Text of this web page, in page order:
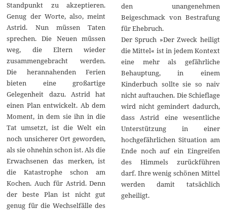
Standpunkt zu akzeptieren.
Genug der Worte, also, meint
Astrid. Nun müssen Taten
sprechen. Die Neuen müssen
weg, die Eltern wieder
zusammengebracht werden.
Die herannahenden Ferien
bieten eine großartige
Gelegenheit dazu. Astrid hat
einen Plan entwickelt. Ab dem
Moment, in dem sie ihn in die
Tat umsetzt, ist die Welt ein
noch unsicherer Ort geworden,
als sie ohnehin schon ist. Als die
Erwachsenen das merken, ist
die Katastrophe schon am
Kochen. Auch für Astrid. Denn
der beste Plan ist nicht gut
genug für die Wechselfälle des
den unangenehmen
Beigeschmack von Bestrafung
für Ehebruch.
Der Spruch »Der Zweck heiligt
die Mittel« ist in jedem Kontext
eine mehr als gefährliche
Behauptung, in einem
Kinderbuch sollte sie so naiv
nicht auftauchen. Die Schieflage
wird nicht gemindert dadurch,
dass Astrid eine wesentliche
Unterstützung in einer
hochgefährlichen Situation am
Ende noch auf ein Eingreifen
des Himmels zurückführen
darf. Ihre wenig schönen Mittel
werden damit tatsächlich
geheiligt.